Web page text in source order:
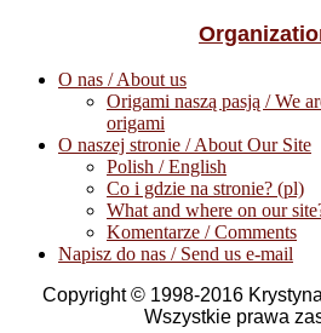
O nas / About us
Origami naszą pasją / We
origami
O naszej stronie / About Our Site
Polish / English
Co i gdzie na stronie? (pl)
What and where on our
Komentarze / Comments
Napisz do nas / Send us e-mail
Copyright © 1998-2016
Wszystkie prawa